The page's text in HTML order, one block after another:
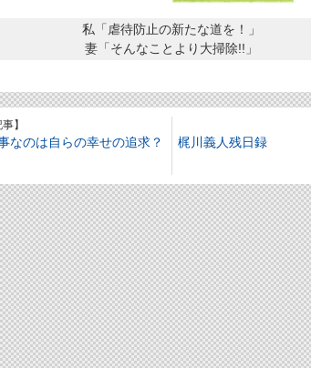
私「虐待防止の新たな道を！」
妻「そんなことより大掃除!!」
】
なのは自らの幸せの追求？ 梶川義人残日録